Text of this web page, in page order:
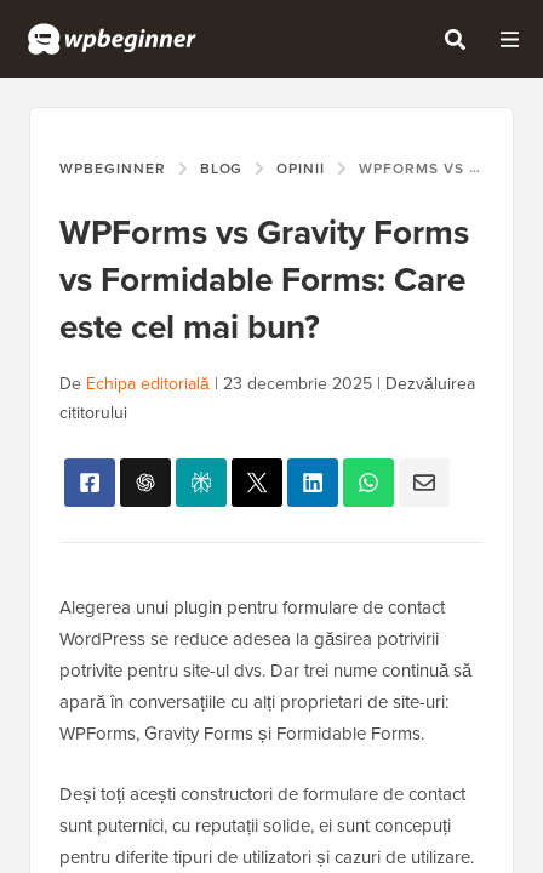
WPBEGINNER BLOG OPINII WPFORMS VS GRAVITY FORMS VS FORMIDABLE FORMS: CARE ESTE CEL MAI BUN?
WPForms vs Gravity Forms
vs Formidable Forms: Care
este cel mai bun?
De Echipa editorială | 23 decembrie 2025 | Dezvăluirea
cititorului
Alegerea unui plugin pentru formulare de contact
WordPress se reduce adesea la găsirea potrivirii
potrivite pentru site-ul dvs. Dar trei nume continuă să
apară în conversațiile cu alți proprietari de site-uri:
WPForms, Gravity Forms și Formidable Forms.
Deși toți acești constructori de formulare de contact
sunt puternici, cu reputații solide, ei sunt concepuți
pentru diferite tipuri de utilizatori și cazuri de utilizare.